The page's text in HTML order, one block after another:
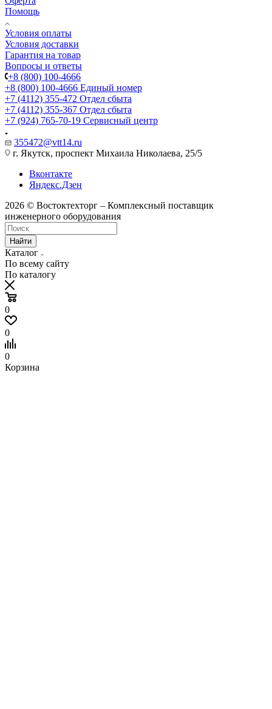
Помощь
Условия оплаты
Условия доставки
Гарантия на товар
Вопросы и ответы
+8 (800) 100-4666
+8 (800) 100-4666 Единый номер
+7 (4112) 355-472 Отдел сбыта
+7 (4112) 355-367 Отдел сбыта
+7 (924) 765-70-19 Сервисный центр
355472@vtt14.ru
г. Якутск, проспект Михаила Николаева, 25/5
Вконтакте
Яндекс.Дзен
2026 © Востоктехторг – Комплексный поставщик
инженерного оборудования
Найти
Каталог
По всему сайту
По каталогу
0
0
0
Корзина